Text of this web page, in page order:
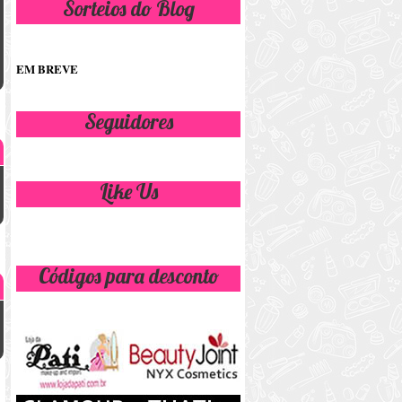
Sorteios do Blog
EM BREVE
Seguidores
Like Us
Códigos para desconto